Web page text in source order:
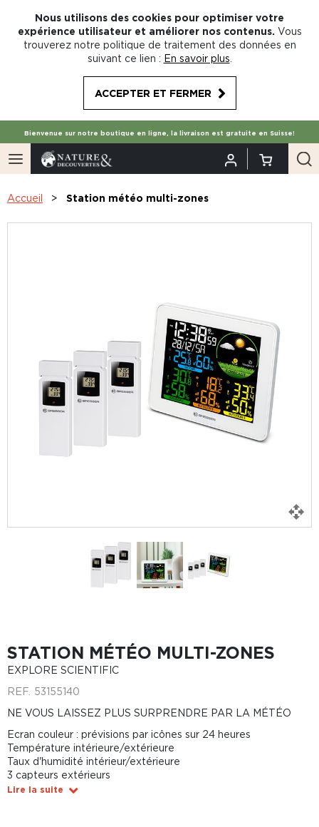
Nous utilisons des cookies pour optimiser votre
expérience utilisateur et améliorer nos contenus. Vous
trouverez notre politique de traitement des données en
suivant ce lien : En savoir plus
ACCEPTER ET FERMER
Bienvenue sur notre boutique en ligne, la livraison est gratuite en Suisse!
Accueil Station météo multi-zones
STATION MÉTÉO MULTI-ZONES
EXPLORE SCIENTIFIC
REF. 53155140
NE VOUS LAISSEZ PLUS SURPRENDRE PAR LA MÉTÉO
Ecran couleur : prévisions par icônes sur 24 heures
Température intérieure/extérieure
Taux d'humidité intérieur/extérieure
3 capteurs extérieurs
Lire la suite